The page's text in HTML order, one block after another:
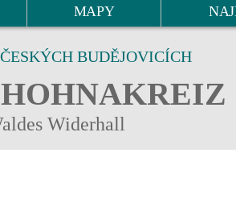
MAPY
BUDĚJOVICÍCH
Widerhall